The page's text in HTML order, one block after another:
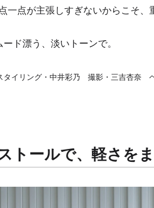
一点が主張しすぎないからこそ
ド漂う、淡いトーンで。
タイリング・中井彩乃 撮影・三吉杏奈
トールで、軽さを